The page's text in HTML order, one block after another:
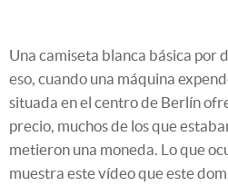
Una camiseta blanca básica por
eso, cuando una máquina
situada en el centro de Berlín
precio, muchos de los que
metieron una moneda. Lo que
muestra este vídeo que este